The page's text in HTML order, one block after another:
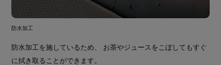
防水加工
防水加工を施しているため、 お茶やジュースをこぼしてもすぐ
に拭き取ることができます。